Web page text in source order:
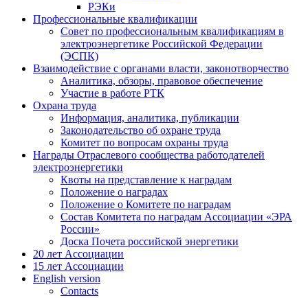
РЭКи
Профессиональные квалификации
Совет по профессиональным квалификациям в
электроэнергетике Российской Федерации
(ЭСПК)
Взаимодействие с органами власти, законотворчество
Аналитика, обзоры, правовое обеспечение
Участие в работе РТК
Охрана труда
Информация, аналитика, публикации
Законодательство об охране труда
Комитет по вопросам охраны труда
Награды Отраслевого сообщества работодателей
электроэнергетики
Квоты на представление к наградам
Положение о наградах
Положение о Комитете по наградам
Состав Комитета по наградам Ассоциации «ЭРА
России»
Доска Почета российской энергетики
20 лет Ассоциации
15 лет Ассоциации
English version
Contacts